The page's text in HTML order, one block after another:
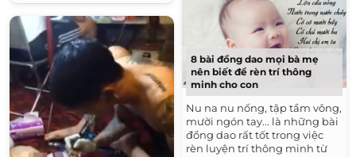
8 bài đồng dao mọi bà mẹ
nên biết để rèn trí thông
minh cho con
Nu na nu nống, tập tầm vông,
mười ngón tay... là những bài
đồng dao rất tốt trong việc
rèn luyện trí thông minh từ